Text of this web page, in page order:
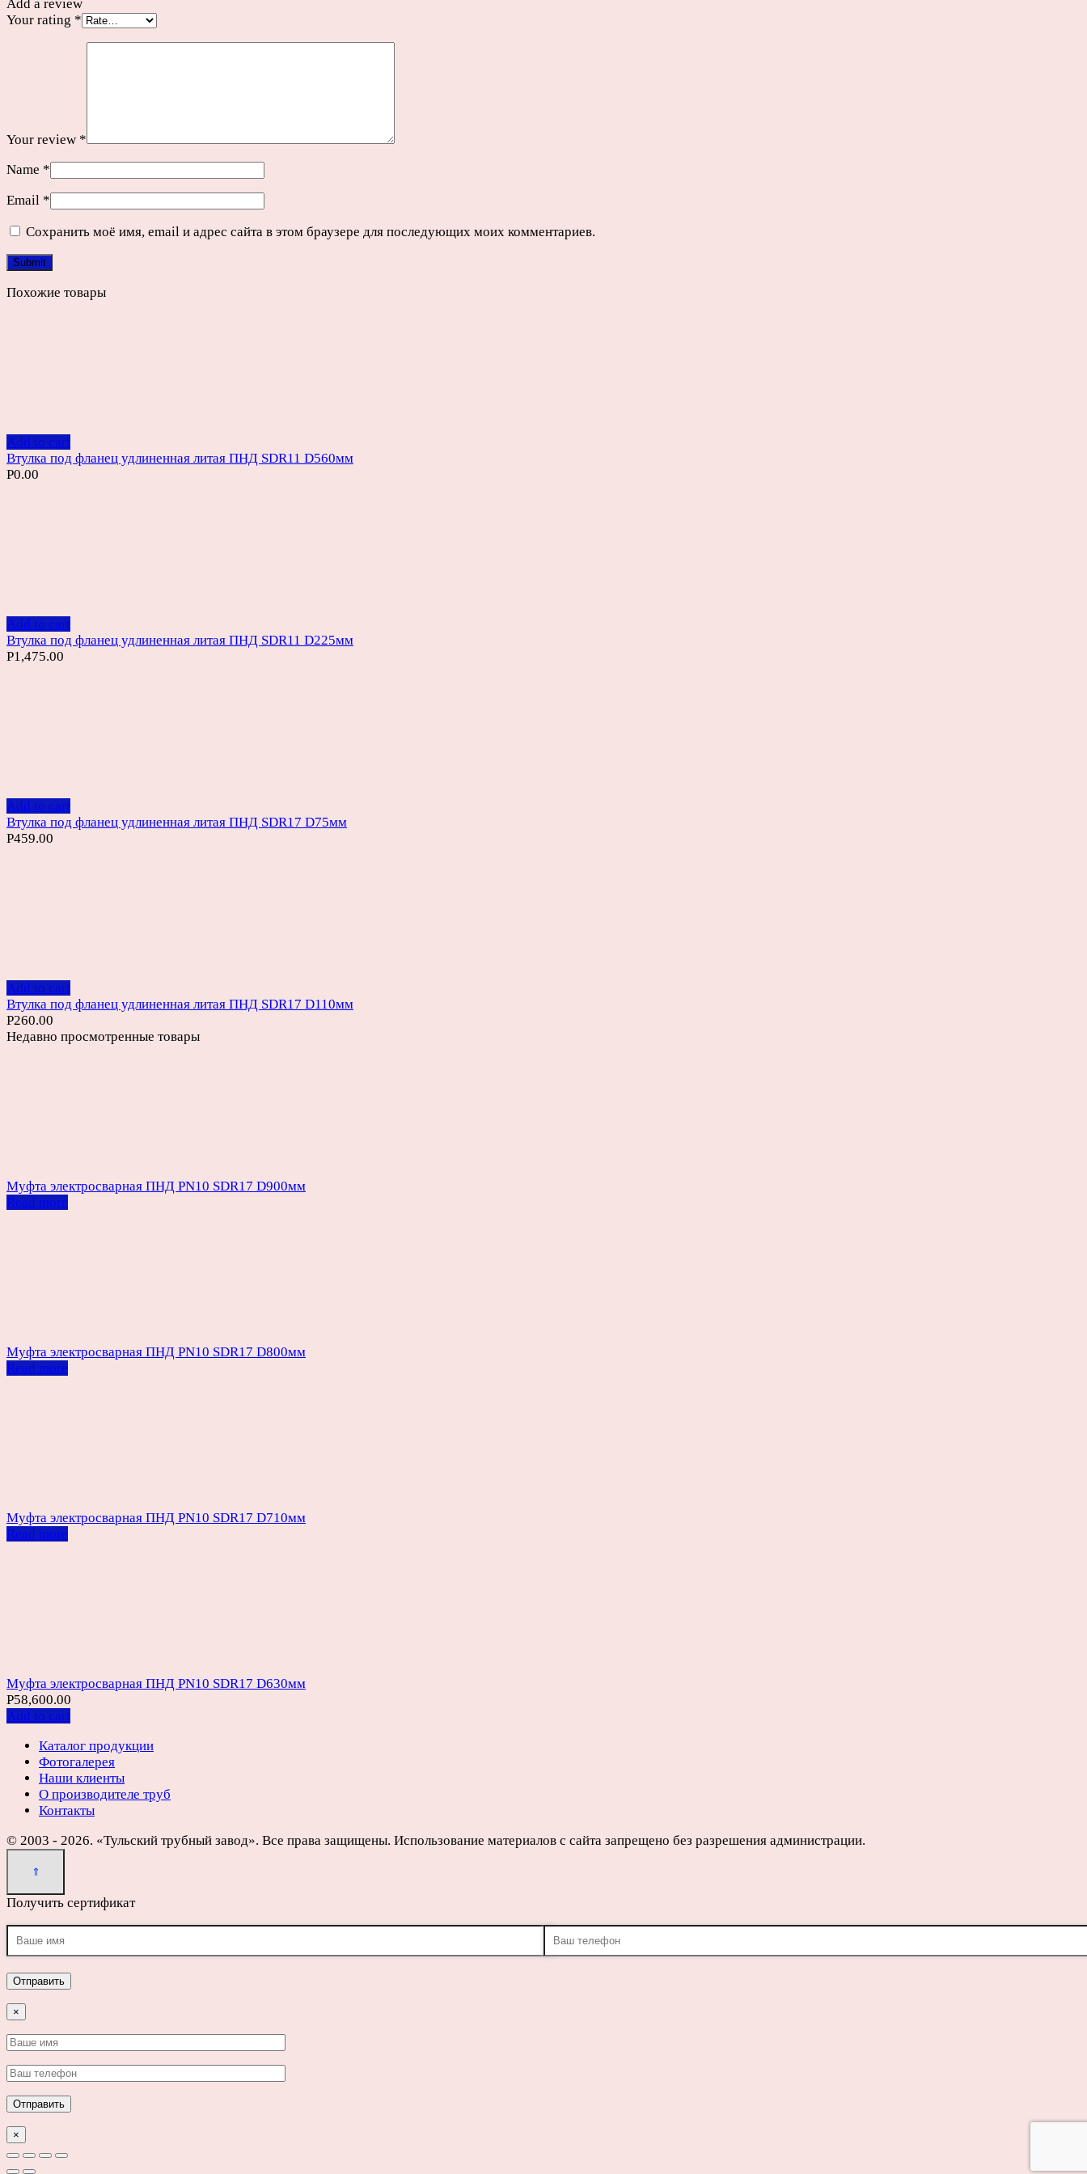
Add a review
Your rating *
Your review *
Name *
Email *
Сохранить моё имя, email и адрес сайта в этом браузере для последующих моих комментариев.
Похожие товары
Add to cart
Втулка под фланец удлиненная литая ПНД SDR11 D560мм
Р0.00
Add to cart
Втулка под фланец удлиненная литая ПНД SDR11 D225мм
Р1,475.00
Add to cart
Втулка под фланец удлиненная литая ПНД SDR17 D75мм
Р459.00
Add to cart
Втулка под фланец удлиненная литая ПНД SDR17 D110мм
Р260.00
Недавно просмотренные товары
Муфта электросварная ПНД PN10 SDR17 D900мм
Read more
Муфта электросварная ПНД PN10 SDR17 D800мм
Read more
Муфта электросварная ПНД PN10 SDR17 D710мм
Read more
Муфта электросварная ПНД PN10 SDR17 D630мм
Р58,600.00
Add to cart
Каталог продукции
Фотогалерея
Наши клиенты
О производителе труб
Контакты
© 2003 - 2026. «Тульский трубный завод». Все права защищены. Использование материалов с сайта запрещено без разрешения администрации.
Получить сертификат
×
×